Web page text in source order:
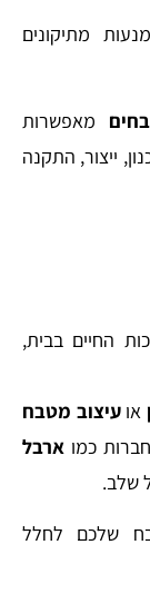
מתיקונים
מאפשרות
ייצור, התקנה
החיים בבית,
אועיצוב מטבח
כמו ארבל
שלב.
שלכם לחלל